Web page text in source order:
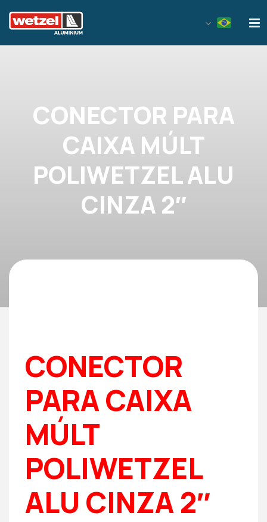
CONECTOR PARA
CAIXA MÚLT
POLIWETZEL ALU
CINZA 2″
CONECTOR
PARA CAIXA
MÚLT
POLIWETZEL
ALU CINZA 2″